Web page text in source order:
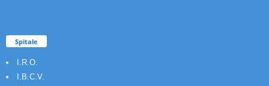
Spitale
I.R.O.
I.B.C.V.